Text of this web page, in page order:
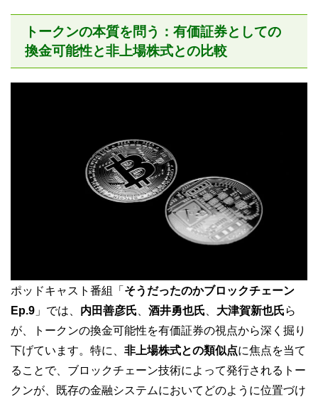
トークンの本質を問う：有価証券としての
換金可能性と非上場株式との比較
ポッドキャスト番組「 そうだったのかブロックチェーン
Ep.9 」では、 内田善彦氏 酒井勇也氏 大津賀新也氏ら
が、トークンの換金可能性を有価証券の視点から深く掘り
下げています。特に、 非上場株式との類似点に焦点を当て
ることで、ブロックチェーン技術によって発行されるトー
クンが、既存の金融システムにおいてどのように位置づけ